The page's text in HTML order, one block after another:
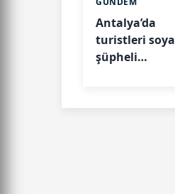
Antalya’da
turistleri
şüpheli